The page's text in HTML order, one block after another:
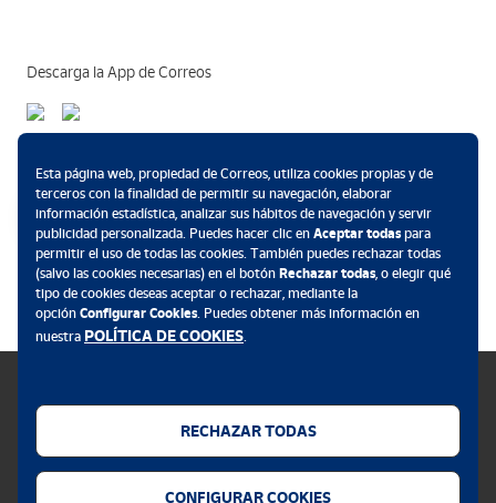
Descarga la App de Correos
Política de cookies
Esta página web, propiedad de Correos, utiliza cookies propias y de
terceros con la finalidad de permitir su navegación, elaborar
información estadística, analizar sus hábitos de navegación y servir
publicidad personalizada. Puedes hacer clic en Aceptar todaspara
permitir el uso de todas las cookies. También puedes rechazar todas
(salvo las cookies necesarias) en el botón Rechazar todas, o elegir qué
tipo de cookies deseas aceptar o rechazar, mediante la
opción Configurar Cookies. Puedes obtener más información en
nuestra POLÍTICA DE COOKIES.
RECHAZAR TODAS
CONFIGURAR COOKIES